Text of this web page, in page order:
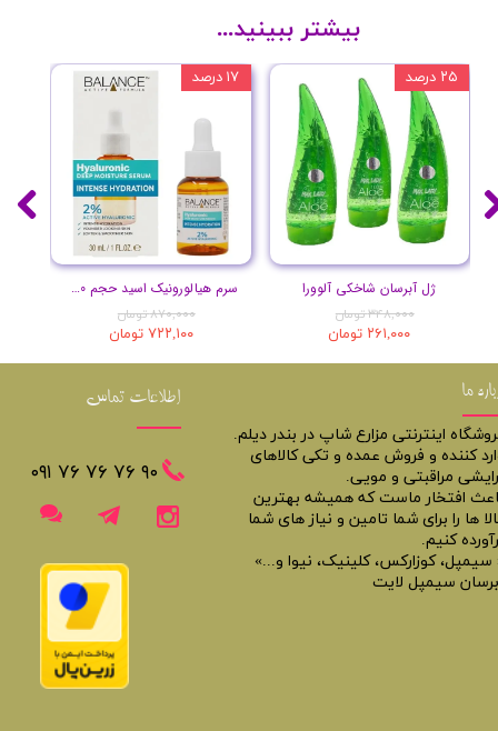
سرم هیالورونیک اسید حجم 30 میلی لیتر
۸۷۰,۰۰۰ تومان
۷۲۲,۱۰۰ تومان
۱۷ درصد
ژل آبرسان شاخکی آلوورا
۳۴۸,۰۰۰ تومان
۲۶۱,۰۰۰ تومان
۲۵ درصد
بیشتر ببینید...
ما
اینترنتی مزارع شاپ در بندر دیلم.
کننده و فروش عمده و تکی کالاهای
مراقبتی و مویی.
افتخار ماست که همیشه بهترین
ها را برای شما تامین و نیاز های شما
کنیم.
سیمپل، کوزارکس، کلینیک، نیوا و...»
سیمپل لایت
اطلاعات تماس
​​٩٠ ٧۶ ٧۶ ٧۶ ٠٩١